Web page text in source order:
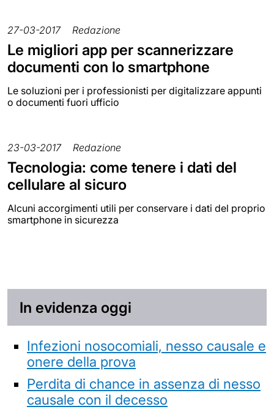
27-03-2017 Redazione
Le migliori app per scannerizzare
documenti con lo smartphone
Le soluzioni per i professionisti per digitalizzare appunti
o documenti fuori ufficio
23-03-2017 Redazione
Tecnologia: come tenere i dati del
cellulare al sicuro
Alcuni accorgimenti utili per conservare i dati del proprio
smartphone in sicurezza
In evidenza oggi
Infezioni nosocomiali, nesso causale e
onere della prova
Perdita di chance in assenza di nesso
causale con il decesso